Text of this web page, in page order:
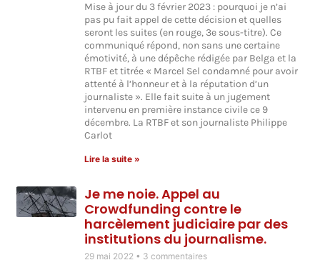
Mise à jour du 3 février 2023 : pourquoi je n’ai
pas pu fait appel de cette décision et quelles
seront les suites (en rouge, 3e sous-titre). Ce
communiqué répond, non sans une certaine
émotivité, à une dépêche rédigée par Belga et la
RTBF et titrée « Marcel Sel condamné pour avoir
attenté à l’honneur et à la réputation d’un
journaliste ». Elle fait suite à un jugement
intervenu en première instance civile ce 9
décembre. La RTBF et son journaliste Philippe
Carlot
Lire la suite »
Je me noie. Appel au
Crowdfunding contre le
harcèlement judiciaire par des
institutions du journalisme.
29 mai 2022 3 commentaires